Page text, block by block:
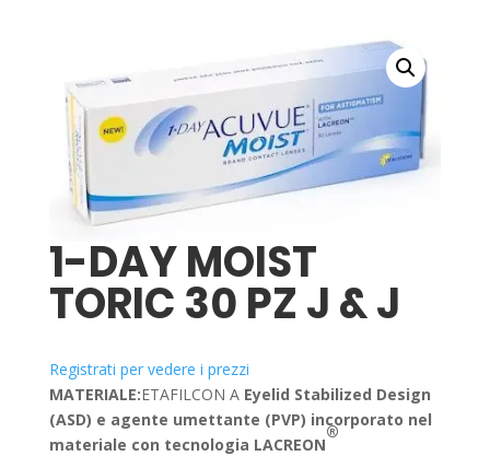
1-DAY MOIST
TORIC 30 PZ J & J
Registrati per vedere i prezzi
MATERIALE:ETAFILCON A Eyelid Stabilized Design
(ASD) e agente umettante (PVP) incorporato nel
materiale con tecnologia LACREON
®